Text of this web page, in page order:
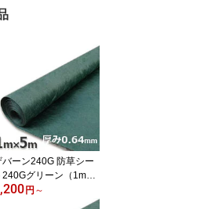
バーン240G 防草シー
240Gグリーン（1m×5
本体のみ買い得お試
円 ～